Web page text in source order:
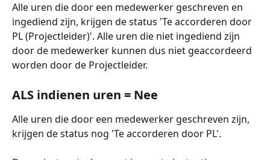
Alle uren die door een medewerker geschreven en
ingediend zijn, krijgen de status 'Te accorderen door
PL (Projectleider)'. Alle uren die niet ingediend zijn
door de medewerker kunnen dus niet geaccordeerd
worden door de Projectleider.
ALS indienen uren = Nee
Alle uren die door een medewerker geschreven zijn,
krijgen de status nog 'Te accorderen door PL'.